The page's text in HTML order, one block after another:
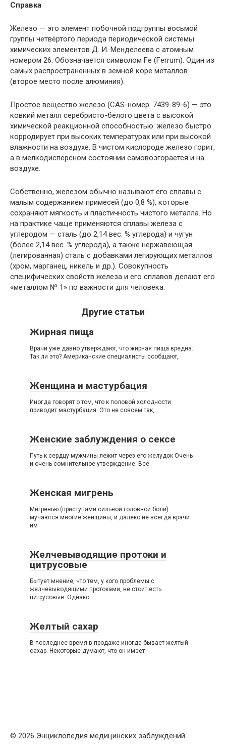
Справка
Железо — это элемент побочной подгруппы восьмой
группы четвёртого периода периодической системы
химических элементов Д. И. Менделеева с атомным
номером 26. Обозначается символом Fe (Ferrum). Один из
самых распространённых в земной коре металлов
(второе место после алюминия).
Простое вещество железо (CAS-номер: 7439-89-6) — это
ковкий металл серебристо-белого цвета с высокой
химической реакционной способностью: железо быстро
корродирует при высоких температурах или при высокой
влажности на воздухе. В чистом кислороде железо горит,
а в мелкодисперсном состоянии самовозгорается и на
воздухе.
Собственно, железом обычно называют его сплавы с
малым содержанием примесей (до 0,8 %), которые
сохраняют мягкость и пластичность чистого металла. Но
на практике чаще применяются сплавы железа с
углеродом — сталь (до 2,14 вес. % углерода) и чугун
(более 2,14 вес. % углерода), а также нержавеющая
(легированная) сталь с добавками легирующих металлов
(хром, марганец, никель и др.). Совокупность
специфических свойств железа и его сплавов делают его
«металлом № 1» по важности для человека.
Другие статьи
Жирная пища
Врачи уже давно утверждают, что жирная пища вредна.
Так ли это? Американские специалисты сообщают,
Женщина и мастурбация
Иногда говорят о том, что к половой холодности
приводит мастурбация. Это не совсем так,
Женские заблуждения о сексе
Путь к сердцу мужчины лежит через его желудок Очень
и очень сомнительное утверждение. Все
Женская мигрень
Мигренью (приступами сильной головной боли)
мучаются многие женщины, и далеко не всегда врачи
им
Желчевыводящие протоки и
цитрусовые
Бытует мнение, что тем, у кого проблемы с
желчевыводящими протоками, не стоит есть
цитрусовые. Однако
Желтый сахар
В последнее время в продаже иногда бывает желтый
сахар. Некоторые думают, что он имеет
© 2026 Энциклопедия медицинских заблуждений